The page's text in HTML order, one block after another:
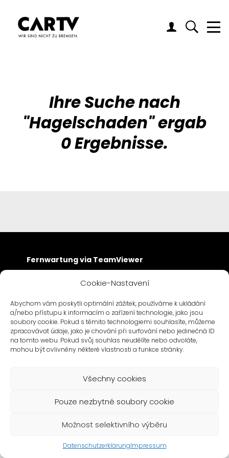
Cookie-Nastavení
Abychom vám poskytli optimální zážitek, používáme k ukládání
a/nebo přístupu k informacím o zařízení technologie, jako jsou
soubory cookie. Pokud s těmito technologiemi souhlasíte, můžeme
zpracovávat údaje, jako je chování při surfování nebo jedinečná ID
na tomto webu. Pokud svůj souhlas neudělíte nebo odvoláte,
mohou být ovlivněny některé vlastnosti a funkce stránky.
Všechny cookies
Pouze nezbytné soubory cookie
Možnost selektivního výběru
DatenschutzerklärungImpressum
Ihre Suche nach
"Hagelschaden" ergab
0 Ergebnisse.
Fernwartung via TeamViewer